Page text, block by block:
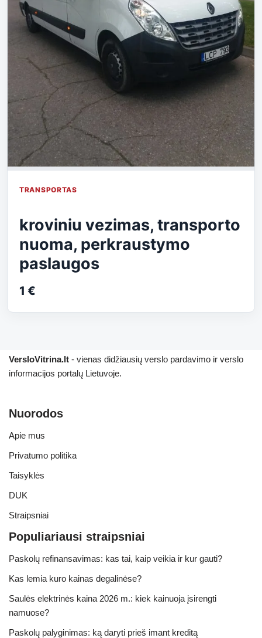
TRANSPORTAS
kroviniu vezimas, transporto
nuoma, perkraustymo
paslaugos
1 €
VersloVitrina.lt - vienas didžiausių verslo pardavimo ir verslo
informacijos portalų Lietuvoje.
Nuorodos
Apie mus
Privatumo politika
Taisyklės
DUK
Straipsniai
Populiariausi straipsniai
Paskolų refinansavimas: kas tai, kaip veikia ir kur gauti?
Kas lemia kuro kainas degalinėse?
Saulės elektrinės kaina 2026 m.: kiek kainuoja įsirengti
namuose?
Paskolų palyginimas: ką daryti prieš imant kreditą